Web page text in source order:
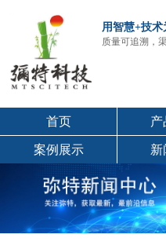
用智慧+技
质量可追溯，
首页 产
案例展示 新